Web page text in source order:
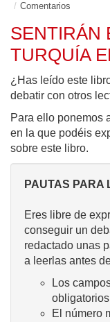
Comentarios
SENTIRÁN
TURQUÍA
¿Has leído este
debatir con otros
Para ello ponemos
en la que podéis
sobre este libro.
PAUTAS PARA
Eres libre de
conseguir un
redactado unas
a leerlas antes
Los
El número